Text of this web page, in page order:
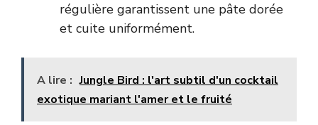
régulière garantissent une pâte dorée
et cuite uniformément.
A lire : Jungle Bird : l'art subtil d'un cocktail
exotique mariant l'amer et le fruité